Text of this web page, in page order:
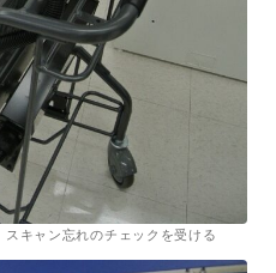
キャン忘れのチェックを受ける